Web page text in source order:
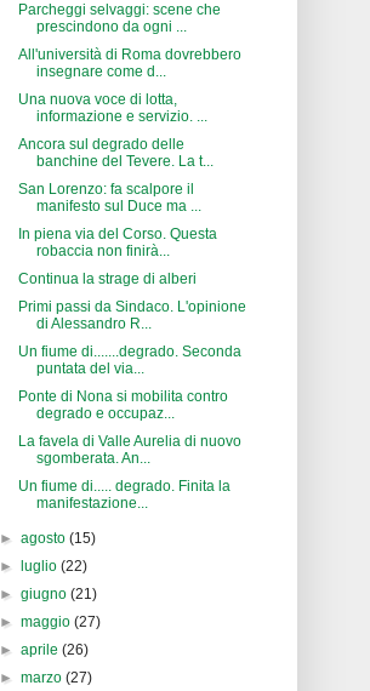
Parcheggi selvaggi: scene che
prescindono da ogni ...
All'università di Roma dovrebbero
insegnare come d...
Una nuova voce di lotta,
informazione e servizio. ...
Ancora sul degrado delle
banchine del Tevere. La t...
San Lorenzo: fa scalpore il
manifesto sul Duce ma ...
In piena via del Corso. Questa
robaccia non finirà...
Continua la strage di alberi
Primi passi da Sindaco. L'opinione
di Alessandro R...
Un fiume di.......degrado. Seconda
puntata del via...
Ponte di Nona si mobilita contro
degrado e occupaz...
La favela di Valle Aurelia di nuovo
sgomberata. An...
Un fiume di..... degrado. Finita la
manifestazione...
►agosto(15)
►
luglio(22)
►giugno(21)
►maggio(27)
►aprile(26)
►marzo(27)